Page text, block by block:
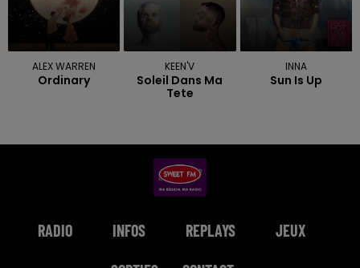
ALEX WARREN
Ordinary
KEEN'V
Soleil Dans Ma
Tete
INNA
Sun Is Up
RADIO INFOS REPLAYS JEUX